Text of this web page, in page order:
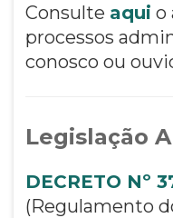
Consulte aqui o
processos
conosco ou
Legislação
DECRETO Nº
(Regulamento